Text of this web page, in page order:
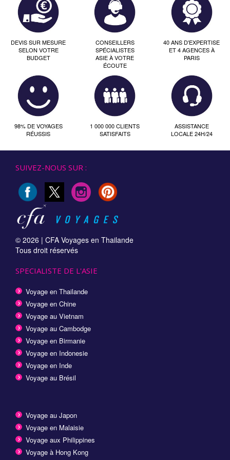
DEVIS SUR MESURE
SELON VOTRE
BUDGET
CONSEILLERS
SPÉCIALISTES
ASIE À VOTRE
ÉCOUTE
40 ANS D'EXPERTISE
ET 4 AGENCES À
PARIS
98% DE VOYAGES
RÉUSSIS
1 000 000 CLIENTS
SATISFAITS
ASSISTANCE
LOCALE 24H/24
SUIVEZ-NOUS SUR :
© 2026 | CFA Voyages en Thailande
Tous droit réservés
SPECIALISTE DE L'ASIE
Voyage en Thailande
Voyage en Chine
Voyage au Vietnam
Voyage au Cambodge
Voyage en Birmanie
Voyage en Indonesie
Voyage en Inde
Voyage au Brésil
Voyage au Japon
Voyage en Malaisie
Voyage aux Philippines
Voyage à Hong Kong